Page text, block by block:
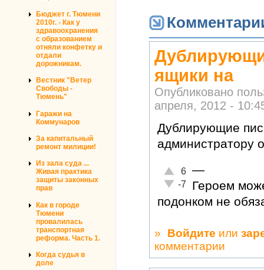
Бюджет г. Тюмени
2010г. - Как у
здравоохранения
с образованием
отняли конфетку и
отдали
дорожникам.
Вестник "Ветер
Свободы -
Тюмень"
Гаражи на
Коммунаров
За капитальный
ремонт милиции!
Из зала суда ...
Живая практика
защиты законных
прав
Как в городе
Тюмени
провалилась
транспортная
реформа. Часть 1.
Когда судья в
доле
ящики на
Опубликовано
апреля, 2012 -
Дублирующие
администратору
Отлично!
6
Неадекватно!
-7
—
Героем
подонком не
» Войдите или
комментарии